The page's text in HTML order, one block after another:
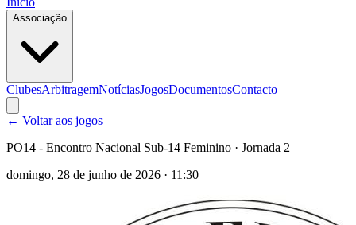
Associação
ClubesArbitragemNotíciasJogosDocumentosContacto
← Voltar aos jogos
PO14 - Encontro Nacional Sub-14 Feminino · Jornada 2
domingo, 28 de junho de 2026 · 11:30